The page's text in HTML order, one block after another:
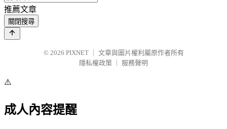
推薦文章
關閉搜尋
© 2026 PIXNET
文章與圖片權利屬原作者所有
隱私權政策
服務聲明
⚠️
成人內容提醒